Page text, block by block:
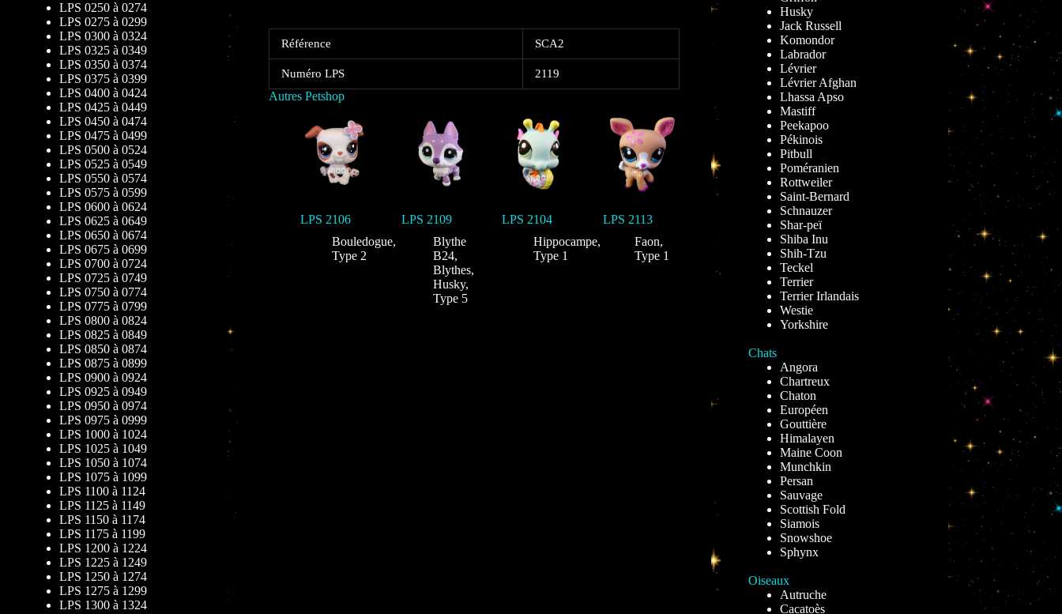
Référence SCA2
Numéro LPS 2119
Autres Petshop
LPS 2106
Bouledogue,
Type 2
LPS 2109
Blythe
B24,
Blythes,
Husky,
Type 5
LPS 2104
Hippocampe,
Type 1
LPS 2113
Faon,
Type 1
LPS 0250 à 0274
LPS 0275 à 0299
LPS 0300 à 0324
LPS 0325 à 0349
LPS 0350 à 0374
LPS 0375 à 0399
LPS 0400 à 0424
LPS 0425 à 0449
LPS 0450 à 0474
LPS 0475 à 0499
LPS 0500 à 0524
LPS 0525 à 0549
LPS 0550 à 0574
LPS 0575 à 0599
LPS 0600 à 0624
LPS 0625 à 0649
LPS 0650 à 0674
LPS 0675 à 0699
LPS 0700 à 0724
LPS 0725 à 0749
LPS 0750 à 0774
LPS 0775 à 0799
LPS 0800 à 0824
LPS 0825 à 0849
LPS 0850 à 0874
LPS 0875 à 0899
LPS 0900 à 0924
LPS 0925 à 0949
LPS 0950 à 0974
LPS 0975 à 0999
LPS 1000 à 1024
LPS 1025 à 1049
LPS 1050 à 1074
LPS 1075 à 1099
LPS 1100 à 1124
LPS 1125 à 1149
LPS 1150 à 1174
LPS 1175 à 1199
LPS 1200 à 1224
LPS 1225 à 1249
LPS 1250 à 1274
LPS 1275 à 1299
LPS 1300 à 1324
Husky
Jack Russell
Komondor
Labrador
Lévrier
Lévrier Afghan
Lhassa Apso
Mastiff
Peekapoo
Pékinois
Pitbull
Poméranien
Rottweiler
Saint-Bernard
Schnauzer
Shar-peï
Shiba Inu
Shih-Tzu
Teckel
Terrier
Terrier Irlandais
Westie
Yorkshire
Chats
Angora
Chartreux
Chaton
Européen
Gouttière
Himalayen
Maine Coon
Munchkin
Persan
Sauvage
Scottish Fold
Siamois
Snowshoe
Sphynx
Oiseaux
Autruche
Cacatoès